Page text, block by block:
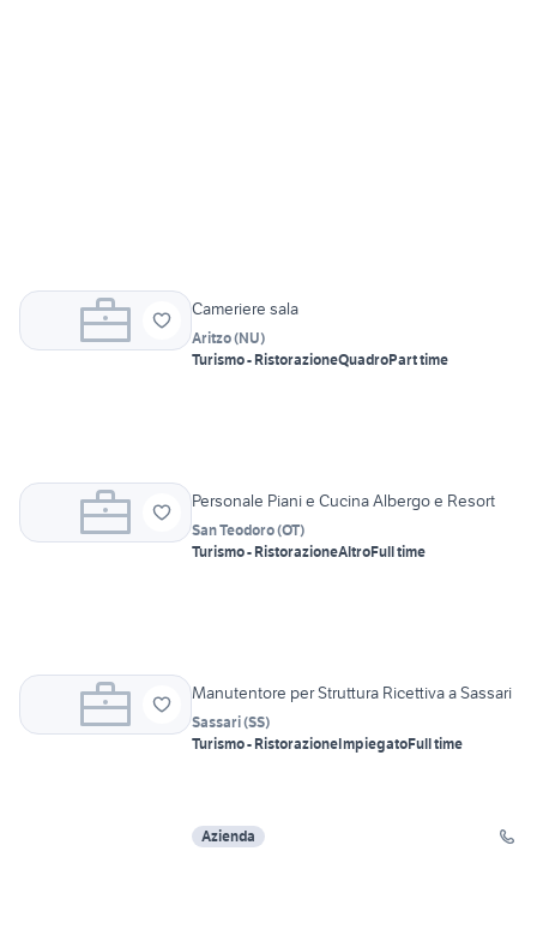
Cameriere sala
Aritzo(NU)
Turismo - RistorazioneQuadroPart time
Personale Piani e Cucina Albergo e Resort
San Teodoro(OT)
Turismo - RistorazioneAltroFull time
Manutentore per Struttura Ricettiva a Sassari
Sassari(SS)
Turismo - RistorazioneImpiegatoFull time
Azienda